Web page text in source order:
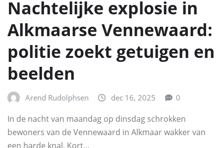
Nachtelijke explosie in
Alkmaarse Vennewaard:
politie zoekt getuigen en
beelden
Arend Rudolphsen dec 16, 2025 0
In de nacht van maandag op dinsdag schrokken
bewoners van de Vennewaard in Alkmaar wakker van
een harde knal. Kort…